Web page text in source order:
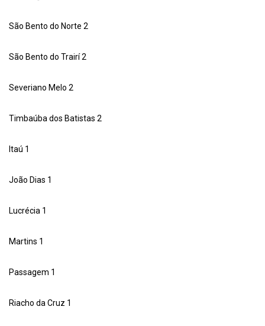
São Bento do Norte 2
São Bento do Trairí 2
Severiano Melo 2
Timbaúba dos Batistas 2
Itaú 1
João Dias 1
Lucrécia 1
Martins 1
Passagem 1
Riacho da Cruz 1